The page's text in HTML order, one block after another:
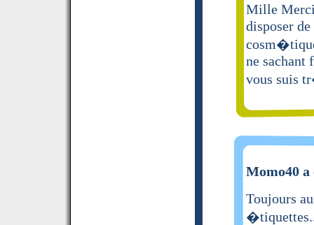
Mille Merci
disposer
ne sachant
vous suis
Momo40
Toujours